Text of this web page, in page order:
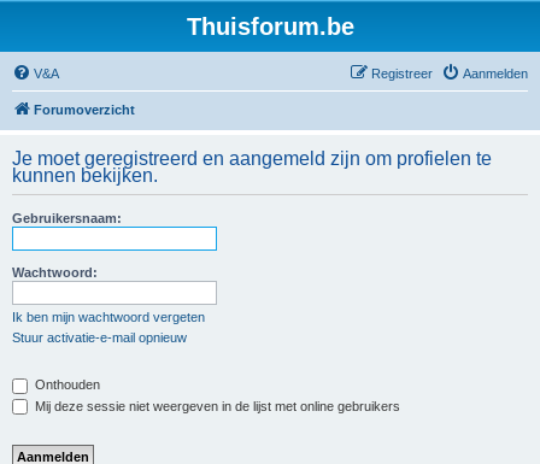
Thuisforum.be
V&A Aanmelden
Registreer
Forumoverzicht
Je moet geregistreerd en aangemeld zijn om profielen te
kunnen bekijken.
Gebruikersnaam:
Wachtwoord:
Ik ben mijn wachtwoord vergeten
Stuur activatie-e-mail opnieuw
Onthouden
Mij deze sessie niet weergeven in de lijst met online gebruikers